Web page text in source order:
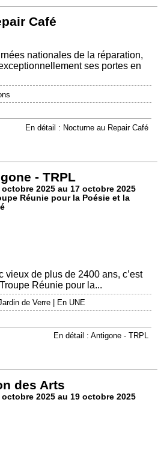
Café
nationales de la réparation,
ses portes en
En détail : Nocturne au Repair Café
- TRPL
octobre 2025 au 17 octobre 2025
Réunie pour la Poésie et la
vieux de plus de 2400 ans, c’est
Réunie pour la...
de Verre
En UNE
En détail : Antigone - TRPL
des Arts
octobre 2025 au 19 octobre 2025